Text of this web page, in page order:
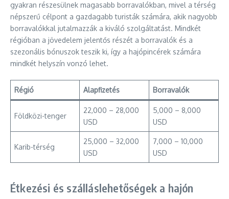
gyakran részesülnek magasabb borravalókban, mivel a térség
népszerű célpont a gazdagabb turisták számára, akik nagyobb
borravalókkal jutalmazzák a kiváló szolgáltatást. Mindkét
régióban a jövedelem jelentős részét a borravalók és a
szezonális bónuszok teszik ki, így a hajópincérek számára
mindkét helyszín vonzó lehet.
Régió Alapfizetés Borravalók
Földközi-tenger
22,000 – 28,000
USD
5,000 – 8,000
USD
Karib-térség
25,000 – 32,000
USD
7,000 – 10,000
USD
Étkezési és szálláslehetőségek a hajón